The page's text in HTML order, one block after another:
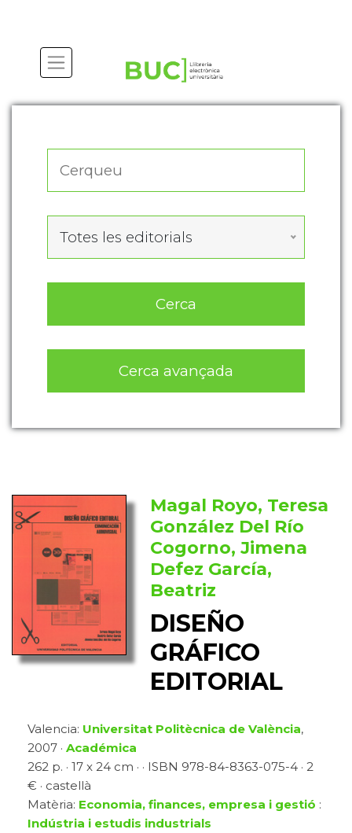
Totes les editorials
Cerca
Cerca avançada
Magal Royo, Teresa
González Del Río
Cogorno, Jimena
Defez García,
Beatriz
DISEÑO
GRÁFICO
EDITORIAL
Valencia: Universitat Politècnica de València,
2007 · Académica
262 p. · 17 x 24 cm · · ISBN 978-84-8363-075-4 · 2
€ · castellà
Matèria: Economia, finances, empresa i gestió :
Indústria i estudis industrials